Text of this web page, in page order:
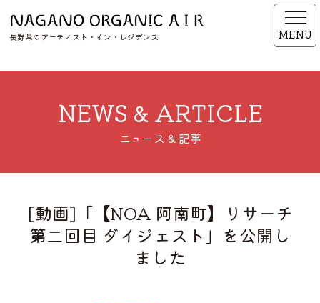
長野県のアーティスト・イン・レジデンス MENU
NEWS & ARTICLE
ニュース & 記事
[動画]「【NOA 阿南町】リサーチ
第二回目 ダイジェスト」を公開し
ました